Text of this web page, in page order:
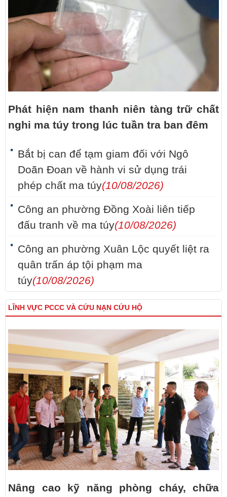
Phát hiện nam thanh niên tàng trữ chất
nghi ma túy trong lúc tuần tra ban đêm
Bắt bị can để tạm giam đối với Ngô
Doãn Đoan về hành vi sử dụng trái
phép chất ma túy(10/08/2026)
Công an phường Đồng Xoài liên tiếp
đấu tranh về ma túy(10/08/2026)
Công an phường Xuân Lộc quyết liệt ra
quân trấn áp tội phạm ma
túy(10/08/2026)
LĨNH VỰC PCCC VÀ CỨU NẠN CỨU HỘ
Nâng cao kỹ năng phòng cháy, chữa